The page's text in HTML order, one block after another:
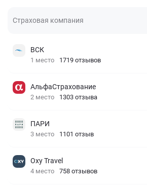
Страховая компания
ВСК
1 место 1719 отзывов
АльфаСтрахование
2 место 1303 отзыва
ПАРИ
3 место 1101 отзыв
Oxy Travel
4 место 758 отзывов